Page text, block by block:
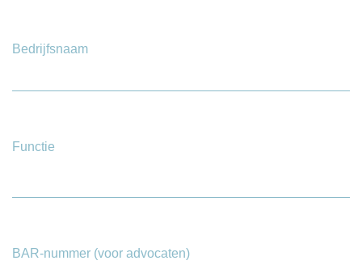
Bedrijfsnaam
Functie
BAR-nummer (voor advocaten)